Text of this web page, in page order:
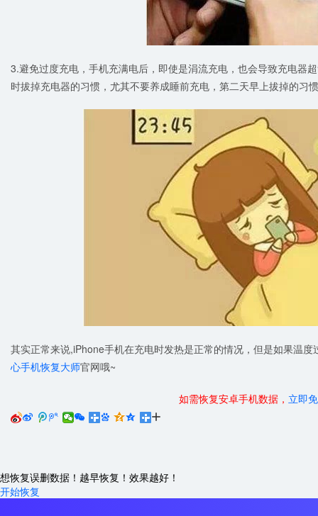
3.避免过度充电，手机充满电后，即使是涓流充电，也会导致充电器
时拔掉充电器的习惯，尤其不要养成睡前充电，第二天早上拔掉的习
其实正常来说,iPhone手机在充电时发热是正常的情况，但是如果温
心手机恢复大师官网哦~
如需恢复安卓手机数据， 立即
     
想恢复误删数据！越早恢复！效果越好！
开始恢复